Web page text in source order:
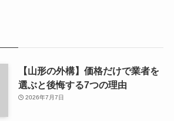
【山形の外構】価格だけで業者を
選ぶと後悔する7つの理由
2026年7月7日